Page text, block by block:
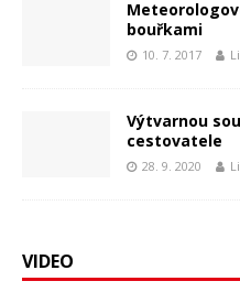
bouřkami
10. 7. 2017
Výtvarnou
cestovatele
28. 9. 2020
VIDEO